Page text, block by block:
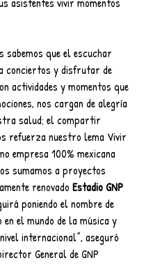
sabemos que el escuchar
conciertos y disfrutar de
actividades y momentos que
nos cargan de alegría
salud; el compartir
refuerza nuestro lema Vivir
empresa 100% mexicana
sumamos a proyectos
renovado Estadio GNP
poniendo el nombre de
el mundo de la música y
internacional”, aseguró
General de GNP